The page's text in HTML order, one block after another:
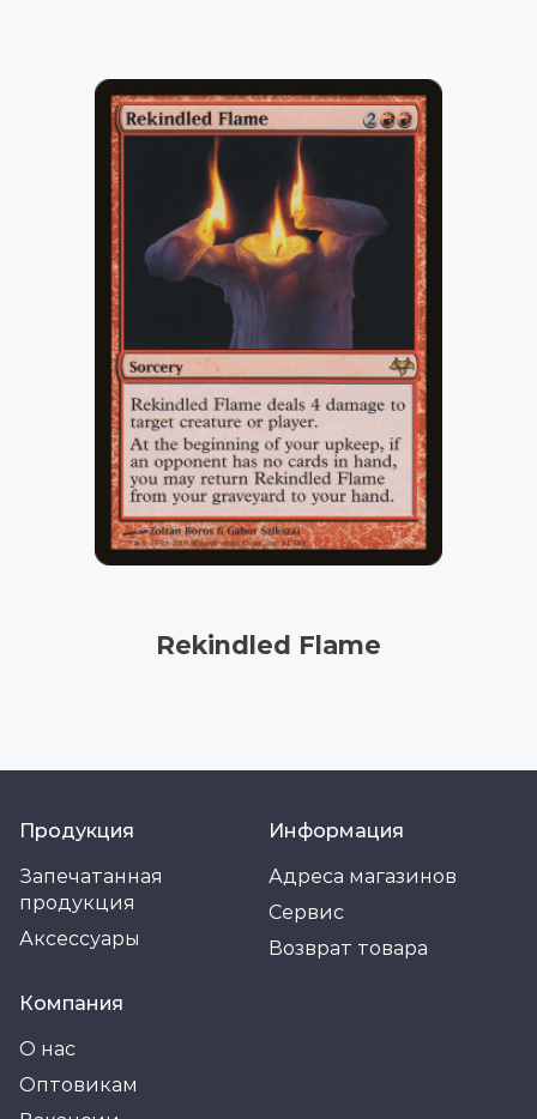
Rekindled Flame
Продукция
Запечатанная
продукция
Аксессуары
Информация
Адреса магазинов
Сервис
Возврат товара
Компания
О нас
Оптовикам